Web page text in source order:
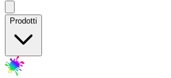
Prodotti